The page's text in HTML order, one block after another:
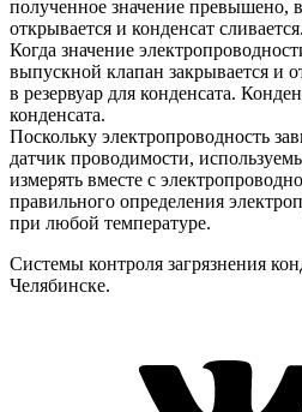
полученное значение превышено,
открывается и конденсат сливается.
Когда значение
выпускной клапан закрывается и
в резервуар для конденсата.
конденсата.
Поскольку электропроводность
датчик проводимости,
измерять вместе с
правильного определения
при любой температуре.
Системы контроля загрязнения
Челябинске.